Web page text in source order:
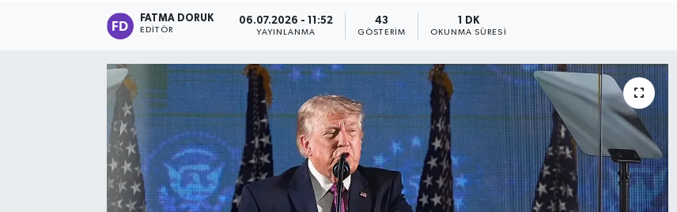
FATMA DORUK
EDITÖR
06.07.2026 - 11:52
YAYINLANMA
43
GÖSTERIM
1 DK
OKUNMA SÜRESI